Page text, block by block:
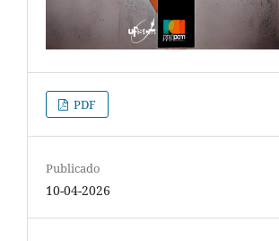
PDF
Publicado
10-04-2026